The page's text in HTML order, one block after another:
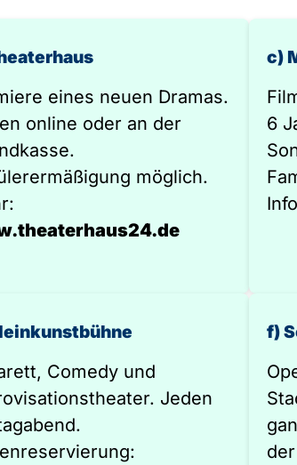
eines neuen Dramas.
online oder an der
möglich.
c)
6
Comedy und
Jeden
f)